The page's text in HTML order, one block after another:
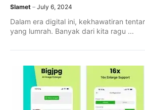
Slamet July 6, 2024
Dalam era digital ini, kekhawatiran
yang lumrah. Banyak dari kita ragu ...